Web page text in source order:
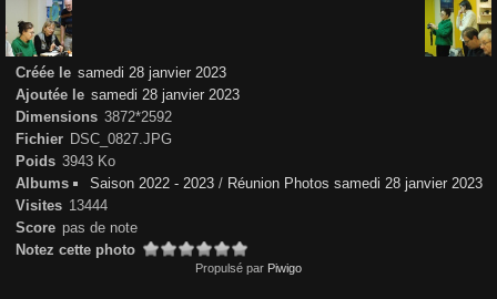
Créée le samedi 28 janvier 2023
Ajoutée le samedi 28 janvier 2023
Dimensions 3872*2592
Fichier DSC_0827.JPG
Poids 3943 Ko
Albums
Saison 2022 - 2023 / Réunion Photos samedi 28 janvier 2023
Visites 13444
Score pas de note
Notez cette photo
Propulsé par Piwigo